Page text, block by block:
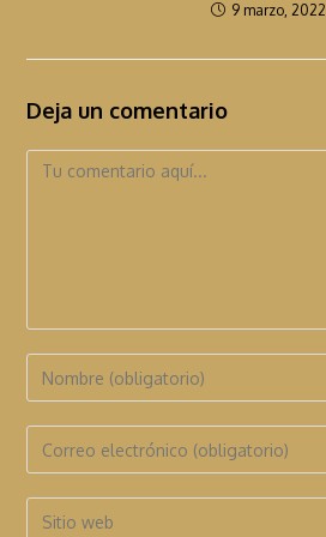
9 marzo, 2022
Deja un comentario